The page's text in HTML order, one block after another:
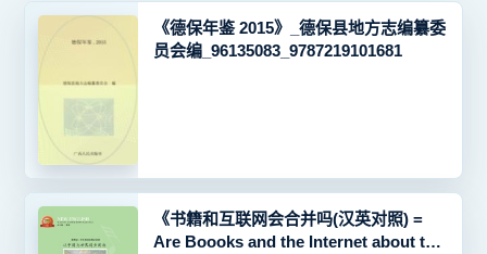
《德保年鉴 2015》_德保县地方志编纂委
员会编_96135083_9787219101681
《书籍和互联网会合并吗(汉英对照) =
Are Boooks and the Internet about to